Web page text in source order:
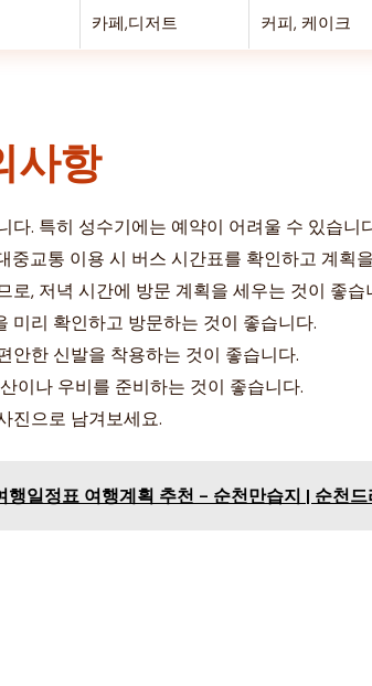
카페,디저트 커피, 케이크
사항
다. 특히 성수기에는 예약이 어려울 수 있습니
중교통 이용 시 버스 시간표를 확인하고 계획
로, 저녁 시간에 방문 계획을 세우는 것이 좋습
미리 확인하고 방문하는 것이 좋습니다.
안한 신발을 착용하는 것이 좋습니다.
이나 우비를 준비하는 것이 좋습니다.
진으로 남겨보세요.
행일정표 여행계획 추천 - 순천만습지 | 순천